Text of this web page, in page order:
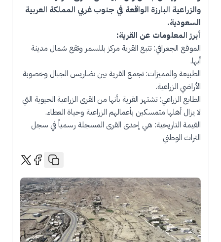
والزراعية البارزة الواقعة في جنوب غربي المملكة العربية
السعودية.
أبرز المعلومات عن القرية:
الموقع الجغرافي: تتبع القرية مركز بللسمر وتقع شمال مدينة
أبها.
الطبيعة والمميزات: تجمع القرية بين تضاريس الجبال وخصوبة
الأراضي الزراعية.
الطابع الزراعي: تشتهر القرية بأنها من القرى الزراعية الحيوية التي
لا يزال أهلها متمسكين بأعمالهم الزراعية وحياة العطاء.
القيمة التاريخية: هي إحدى القرى المسجلة رسمياً في سجل
التراث الوطني